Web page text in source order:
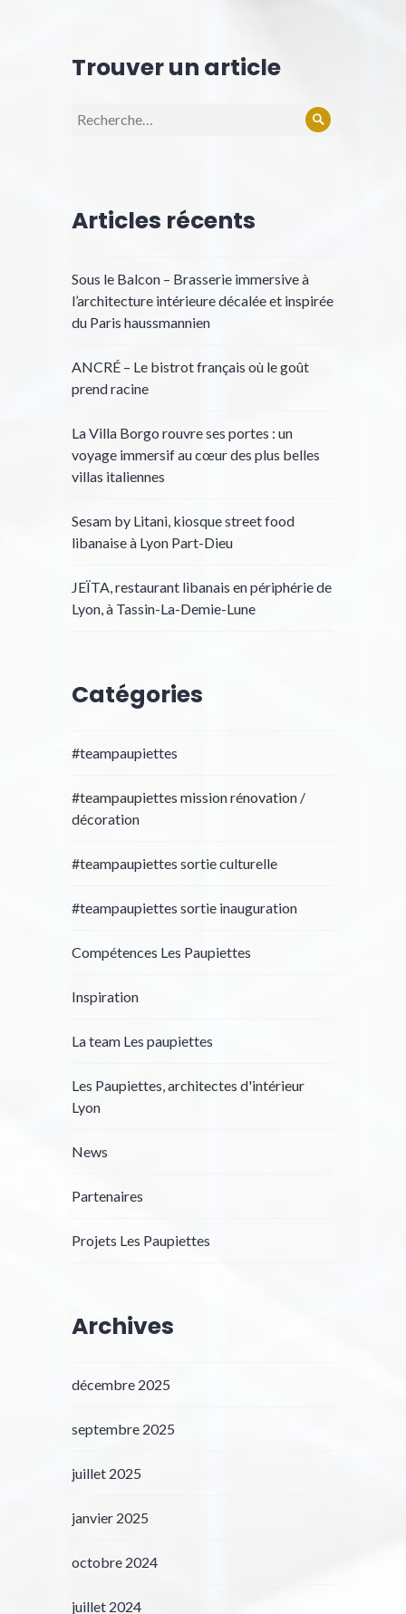
Trouver un article
Recherche
Rechercher
Articles récents
Sous le Balcon – Brasserie immersive à
l’architecture intérieure décalée et inspirée
du Paris haussmannien
ANCRÉ – Le bistrot français où le goût
prend racine
La Villa Borgo rouvre ses portes : un
voyage immersif au cœur des plus belles
villas italiennes
Sesam by Litani, kiosque street food
libanaise à Lyon Part-Dieu
JEÏTA, restaurant libanais en périphérie de
Lyon, à Tassin-La-Demie-Lune
Catégories
#teampaupiettes
#teampaupiettes mission rénovation /
décoration
#teampaupiettes sortie culturelle
#teampaupiettes sortie inauguration
Compétences Les Paupiettes
Inspiration
La team Les paupiettes
Les Paupiettes, architectes d'intérieur
Lyon
News
Partenaires
Projets Les Paupiettes
Archives
décembre 2025
septembre 2025
juillet 2025
janvier 2025
octobre 2024
juillet 2024